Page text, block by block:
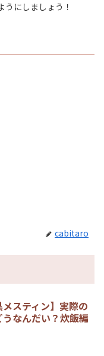
にしましょう！
cabitaro
メスティン】実際の
なんだい？炊飯編